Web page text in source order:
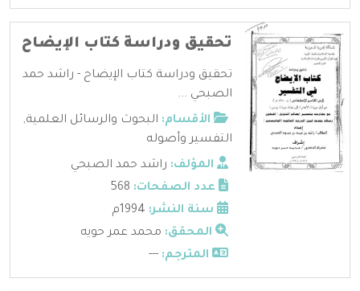
تحقيق ودراسة كتاب الإيضاح
تحقيق ودراسة كتاب الإيضاح - راشد حمد
الصبحي ...
الأقسام: البحوث والرسائل العلمية,
التفسير وأصوله
المؤلف: راشد حمد الصبحي
عدد الصفحات:
سنة النشر:
المحقق: محمد عمر حويه
المترجم: ---